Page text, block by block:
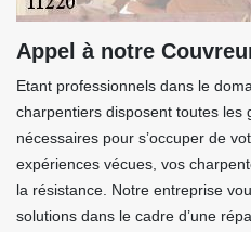
Appel à notre
Etant professionnels dans le
charpentiers disposent toutes les
nécessaires pour s’occuper de
expériences vécues, vos
la résistance. Notre entreprise
solutions dans le cadre d’une